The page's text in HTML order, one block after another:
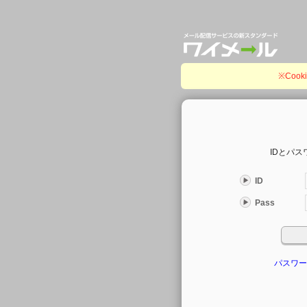
IDとパ
ID
Pass
パスワ